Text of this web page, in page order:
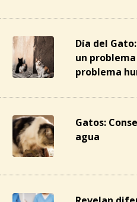
Día del
un
problema
Gatos:
agua